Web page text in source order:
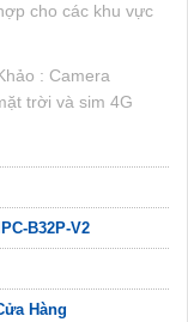
cho các khu vực
: Camera
trời và sim 4G
B32P-V2
Hàng